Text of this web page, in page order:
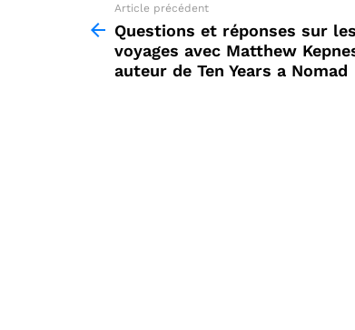
more
Article précédent
Questions et réponses sur les
voyages avec Matthew
auteur de Ten Years a Nomad